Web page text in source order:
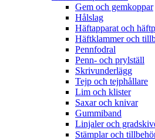
Gem och gemkoppar
Hålslag
Häftapparat och
Häftklammer och
Pennfodral
Penn- och prylställ
Skrivunderlägg
Tejp och tejphållare
Lim och klister
Saxar och knivar
Gummiband
Linjaler och
Stämplar och